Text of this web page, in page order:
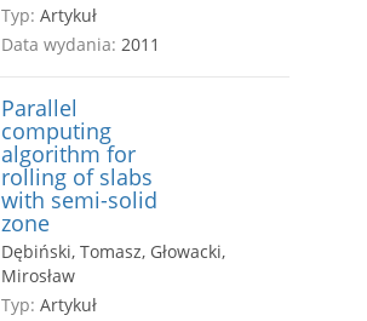
Typ: Artykuł
Data wydania: 2011
Parallel
computing
algorithm for
rolling of slabs
with semi-solid
zone
Dębiński, Tomasz, Głowacki,
Mirosław
Typ: Artykuł